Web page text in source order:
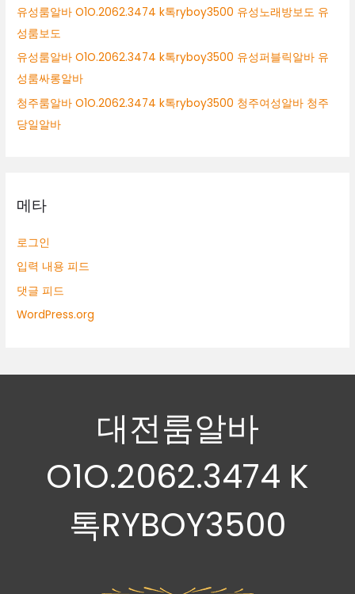
유성룸알바 O1O.2062.3474 k톡ryboy3500 유성노래방보도 유
성룸보도
유성룸알바 O1O.2062.3474 k톡ryboy3500 유성퍼블릭알바 유
성룸싸롱알바
청주룸알바 O1O.2062.3474 k톡ryboy3500 청주여성알바 청주
당일알바
메타
로그인
입력 내용 피드
댓글 피드
WordPress.org
대전룸알바
O1O.2062.3474 K
톡RYBOY3500